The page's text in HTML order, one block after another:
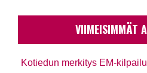
VIIMEISIMMÄT
Kotiedun merkitys EM-